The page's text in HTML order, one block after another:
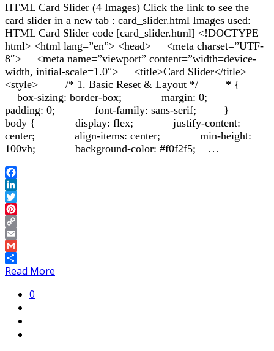
HTML Card Slider (4 Images) Click the link to see the
card slider in a new tab : card_slider.html Images used:
HTML Card Slider code [card_slider.html] <!DOCTYPE
html> <html lang=”en”> <head> <meta charset=”UTF-
8″> <meta name=”viewport” content=”width=device-
width, initial-scale=1.0″> <title>Card Slider</title>
<style> /* 1. Basic Reset & Layout */ * {
box-sizing: border-box; margin: 0;
padding: 0; font-family: sans-serif; }
body { display: flex; justify-content:
center; align-items: center; min-height:
100vh; background-color: #f0f2f5; …
Facebook
LinkedIn
Twitter
Pinterest
Copy
Link
Email
Gmail
Share
Read More
0